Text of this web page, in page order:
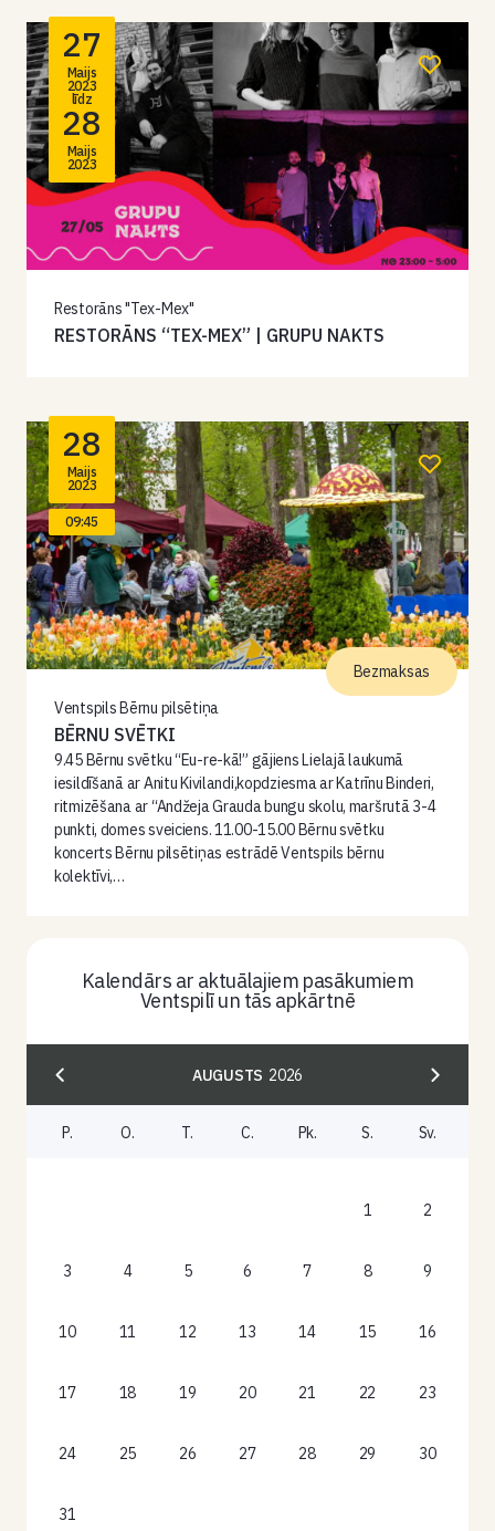
27
Maijs
2023
līdz
28
Maijs
2023
Restorāns "Tex-Mex"
RESTORĀNS “TEX-MEX” | GRUPU NAKTS
28
Maijs
2023
09:45
Ventspils Bērnu pilsētiņa
BĒRNU SVĒTKI
9.45 Bērnu svētku “Eu-re-kā!” gājiens Lielajā laukumā
iesildīšanā ar Anitu Kivilandi,kopdziesma ar Katrīnu Binderi,
ritmizēšana ar “Andžeja Grauda bungu skolu, maršrutā 3-4
punkti, domes sveiciens. 11.00-15.00 Bērnu svētku
koncerts Bērnu pilsētiņas estrādē Ventspils bērnu
kolektīvi,…
Bezmaksas
Kalendārs ar aktuālajiem pasākumiem
Ventspilī un tās apkārtnē
AUGUSTS 2026
P. O. T. C. Pk. S. Sv.
1 2
3 4 5 6 7 8 9
10 11 12 13 14 15 16
17 18 19 20 21 22 23
24 25 26 27 28 29 30
31